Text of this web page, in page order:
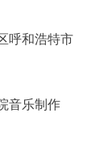
呼和浩特市
音乐制作